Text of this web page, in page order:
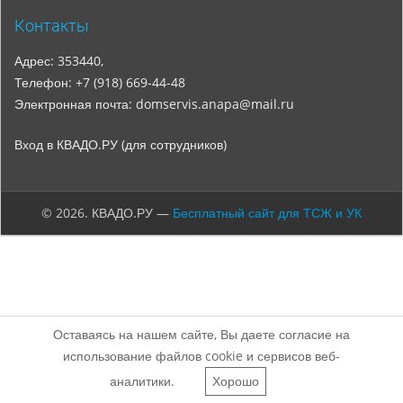
Контакты
Адрес: 353440,
Телефон: +7 (918) 669-44-48
Электронная почта: domservis.anapa@mail.ru
Вход в КВАДО.РУ (для сотрудников)
© 2026. КВАДО.РУ — Бесплатный сайт для ТСЖ и УК
Оставаясь на нашем сайте, Вы даете согласие на
использование файлов cookie и сервисов веб-
аналитики.
Хорошо